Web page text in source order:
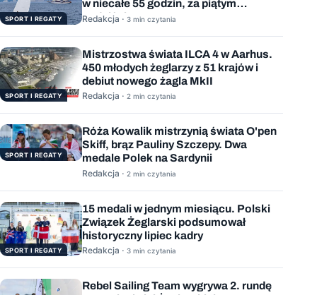
SPORT I REGATY
w niecałe 55 godzin, za piątym
podejściem
Redakcja · 3 min czytania
SPORT I REGATY
Mistrzostwa świata ILCA 4 w Aarhus.
450 młodych żeglarzy z 51 krajów i
debiut nowego żagla MkII
Redakcja · 2 min czytania
SPORT I REGATY
Róża Kowalik mistrzynią świata O'pen
Skiff, brąz Pauliny Szczepy. Dwa
medale Polek na Sardynii
Redakcja · 2 min czytania
SPORT I REGATY
15 medali w jednym miesiącu. Polski
Związek Żeglarski podsumował
historyczny lipiec kadry
Redakcja · 3 min czytania
Rebel Sailing Team wygrywa 2. rundę